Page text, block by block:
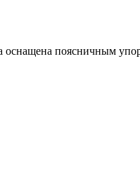
оснащена поясничным